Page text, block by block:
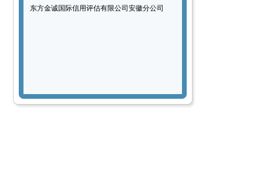
东方金诚国际信用评估有限公司安徽分公司